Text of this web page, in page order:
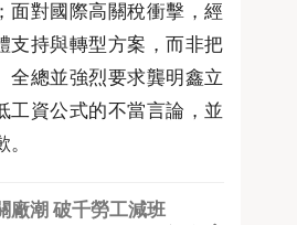
面對國際高關稅衝擊，經
支持與轉型方案，而非把
全總並強烈要求龔明鑫立
工資公式的不當言論，並
廠潮 破千勞工減班